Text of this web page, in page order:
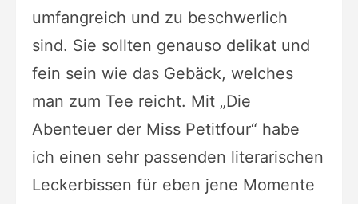
umfangreich und zu beschwerlich
sind. Sie sollten genauso delikat und
fein sein wie das Gebäck, welches
man zum Tee reicht. Mit „Die
Abenteuer der Miss Petitfour“ habe
ich einen sehr passenden literarischen
Leckerbissen für eben jene Momente